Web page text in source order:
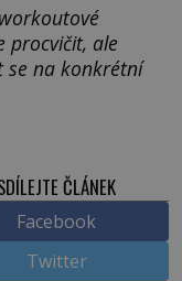
procvičit, ale
se na konkrétní
ČLÁNEK
Facebook
Twitter